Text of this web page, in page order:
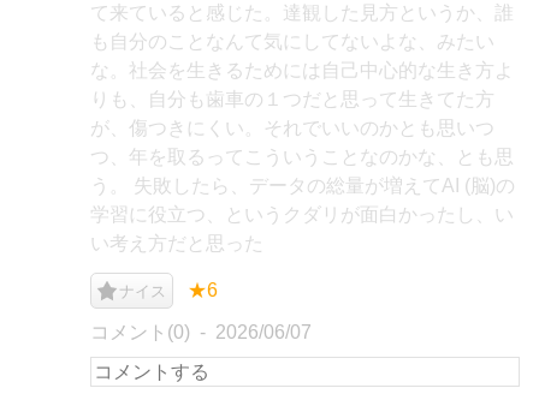
て来ていると感じた。達観した見方というか、誰
も自分のことなんて気にしてないよな、みたい
な。社会を生きるためには自己中心的な生き方よ
りも、自分も歯車の１つだと思って生きてた方
が、傷つきにくい。それでいいのかとも思いつ
つ、年を取るってこういうことなのかな、とも思
う。 失敗したら、データの総量が増えてAI (脳)の
学習に役立つ、というクダリが面白かったし、い
い考え方だと思った
ナイス ★6
コメント(0) 2026/06/07